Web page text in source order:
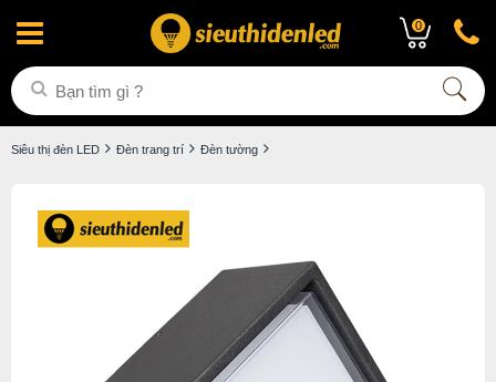
0
Siêu thị đèn LED Đèn trang trí Đèn tường